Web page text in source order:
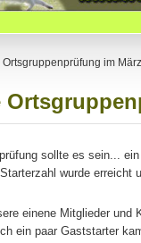
Ortsgruppenprüfung im März
sollte es sein...
wurde
einene Mitglieder und
ein paar Gaststarter